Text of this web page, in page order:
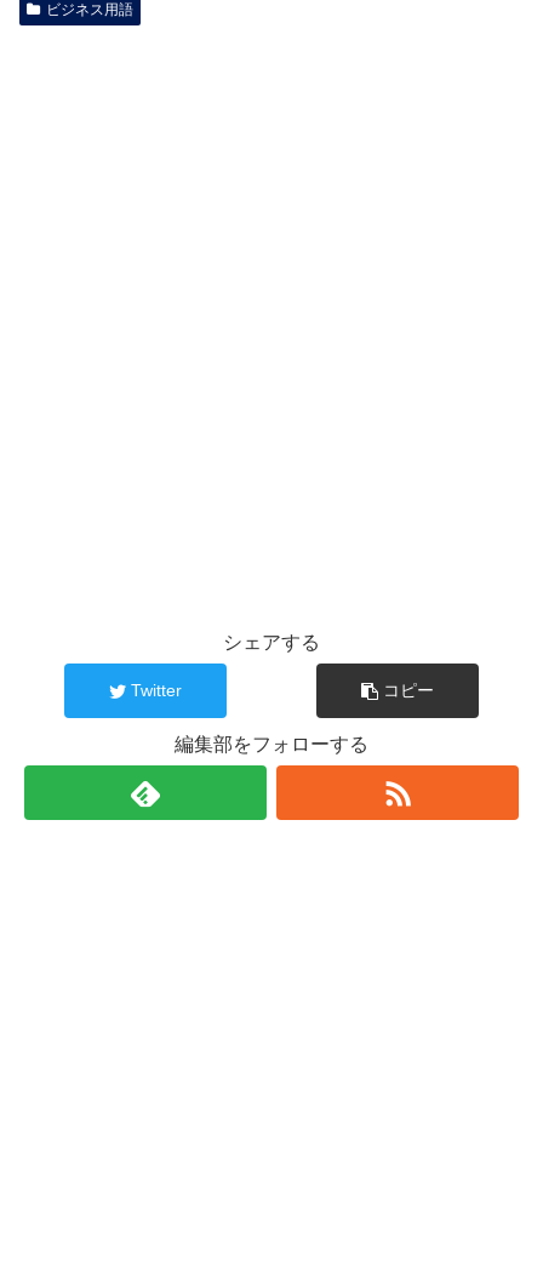
ビジネス用語
シェアする
Twitter コピー
編集部をフォローする